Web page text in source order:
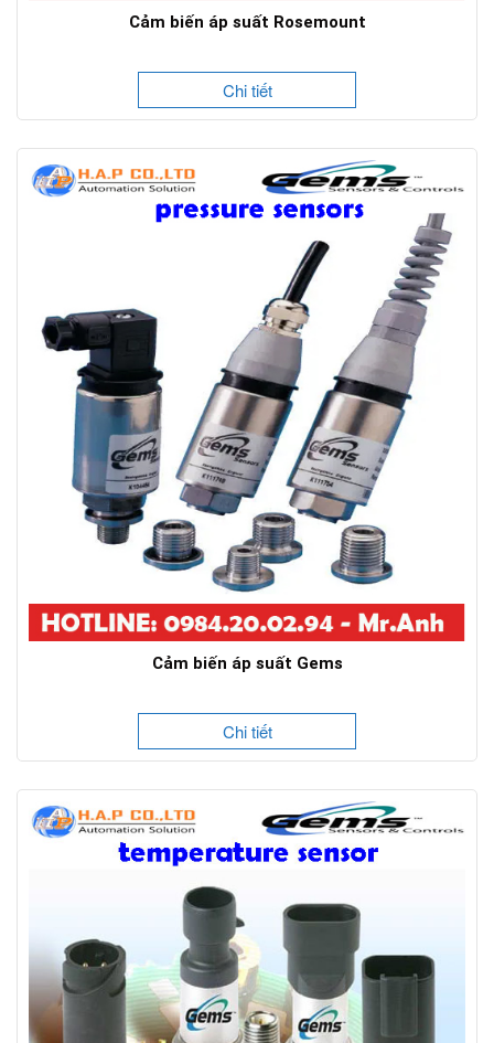
Cảm biến áp suất Rosemount
Chi tiết
Cảm biến áp suất Gems
Chi tiết